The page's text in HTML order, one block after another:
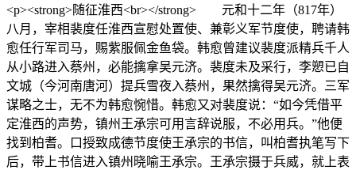
<p><strong>随征淮西<br></strong> 元和十二年（817年）
八月，宰相裴度任淮西宣慰处置使、兼彰义军节度使，聘请韩
愈任行军司马，赐紫服佩金鱼袋。韩愈曾建议裴度派精兵千人
从小路进入蔡州，必能擒拿吴元济。裴度未及采行，李愬已自
文城（今河南唐河）提兵雪夜入蔡州，果然擒得吴元济。三军
谋略之士，无不为韩愈惋惜。韩愈又对裴度说：“如今凭借平
定淮西的声势，镇州王承宗可用言辞说服，不必用兵。”他便
找到柏耆。口授致成德节度使王承宗的书信，叫柏耆执笔写下
后，带上书信进入镇州晓喻王承宗。王承宗摄于兵威，就上表